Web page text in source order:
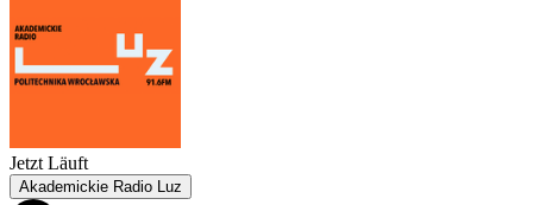
Jetzt Läuft
Akademickie Radio Luz